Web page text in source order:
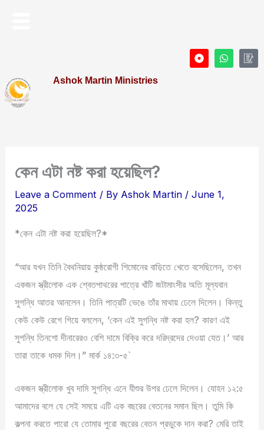
D
o
W
h
I
c
Ashok Martin Ministries
কেন এটা নষ্ট করা হয়েছিল?
Leave a Comment / By Ashok Martin /June 1,
2025
*কেন এটা নষ্ট করা হয়েছিল?*
“আর যখন তিনি বৈথনিয়ায় কুষ্ঠরোগী শিমোনের বাড়িতে খেতে বসেছিলেন, তখন
একজন স্ত্রীলোক এক শ্বেতপাথরের পাত্রে খাঁটি জটামাংসীর অতি মূল্যবান
সুগন্ধি আতর আনলেন। তিনি পাত্রটি ভেঙে তাঁর মাথায় ঢেলে দিলেন। কিন্তু
কেউ কেউ রেগে গিয়ে বললেন, ‘কেন এই সুগন্ধি নষ্ট করা হল? কারণ এই
সুগন্ধি তিনশো দীনারেরও বেশি দামে বিক্রি করে দরিদ্রদের দেওয়া যেত।’ আর
তারা তাকে ধমক দিল।” মার্ক ১৪:৩-৫`
একজন স্ত্রীলোক খুব দামি সুগন্ধি এনে যীশুর উপর ঢেলে দিলেন। যোহন ১২:৫
আমাদের বলে যে সেই সময়ে এটি এক বছরের বেতনের সমান ছিল। তুমি কি
কল্পনা করতে পারো যে তোমার পুরো বছরের বেতন প্রভুকে দান করা? মেরি তাই